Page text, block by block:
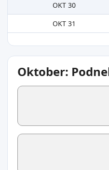
OKT 30
OKT 31
Oktober: